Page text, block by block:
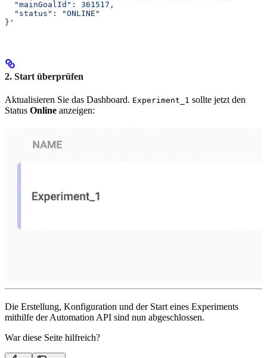
  "mainGoalId": 361517,
  "status": "ONLINE"
}'
2. Start überprüfen
Aktualisieren Sie das Dashboard. Experiment_1 sollte jetzt den
Status Online anzeigen:
Die Erstellung, Konfiguration und der Start eines Experiments
mithilfe der Automation API sind nun abgeschlossen.
War diese Seite hilfreich?